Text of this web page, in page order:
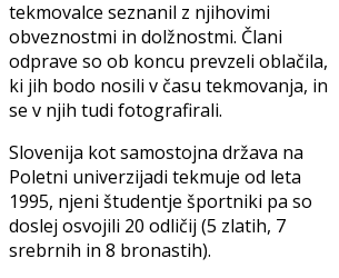
tekmovalce seznanil z njihovimi
obveznostmi in dolžnostmi. Člani
odprave so ob koncu prevzeli oblačila,
ki jih bodo nosili v času tekmovanja, in
se v njih tudi fotografirali.
Slovenija kot samostojna država na
Poletni univerzijadi tekmuje od leta
1995, njeni študentje športniki pa so
doslej osvojili 20 odličij (5 zlatih, 7
srebrnih in 8 bronastih).